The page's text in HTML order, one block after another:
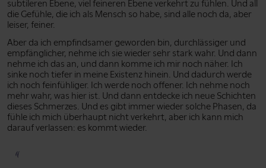
subtileren Ebene, viel feineren Ebene verkehrt zu fühlen. Und all
die Gefühle, die ich als Mensch so habe, sind alle noch da, aber
leiser, feiner.
Aber da ich empfindsamer geworden bin, durchlässiger und
empfänglicher, nehme ich sie wieder sehr stark wahr. Und dann
nehme ich das an, und dann komme ich mir noch näher. Ich
sinke noch tiefer in meine Existenz hinein. Und dadurch werde
ich noch feinfühliger. Ich werde noch offener. Ich nehme noch
mehr wahr, was hier ist. Und dann entdecke ich neue Schichten
dieses Schmerzes. Und es gibt immer wieder solche Phasen, da
fühle ich mich überhaupt nicht verkehrt, aber ich kann mich
darauf verlassen: es kommt wieder.